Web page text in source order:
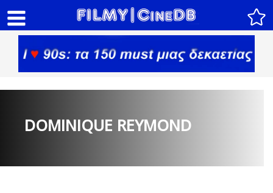
DOMINIQUE REYMOND